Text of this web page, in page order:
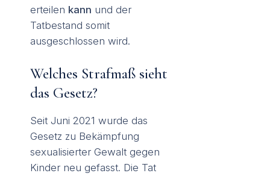
erteilen kann und der
Tatbestand somit
ausgeschlossen wird.
Welches Strafmaß sieht
das Gesetz?
Seit Juni 2021 wurde das
Gesetz zu Bekämpfung
sexualisierter Gewalt gegen
Kinder neu gefasst. Die Tat